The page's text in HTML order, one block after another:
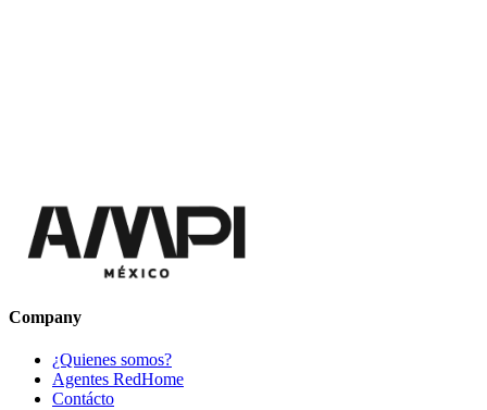
Company
¿Quienes somos?
Agentes RedHome
Contácto